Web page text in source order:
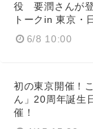
役 要潤さんが
トークin 東京・
6/8 10:00
初の東京開催！
ん」20周年誕生
催！